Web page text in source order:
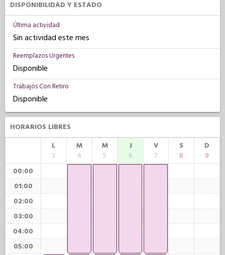
DISPONIBILIDAD Y ESTADO
Última actividad
Sin actividad este mes
Reemplazos Urgentes
Disponible
Trabajos Con Retiro
Disponible
HORARIOS LIBRES
L
3
M
4
M
5
J
6
V
7
S
8
D
9
00:00
01:00
02:00
03:00
04:00
05:00